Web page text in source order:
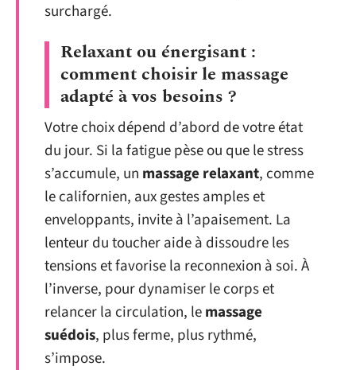
surchargé.
Relaxant ou énergisant :
comment choisir le massage
adapté à vos besoins ?
Votre choix dépend d’abord de votre état
du jour. Si la fatigue pèse ou que le stress
s’accumule, un massage relaxant, comme
le californien, aux gestes amples et
enveloppants, invite à l’apaisement. La
lenteur du toucher aide à dissoudre les
tensions et favorise la reconnexion à soi. À
l’inverse, pour dynamiser le corps et
relancer la circulation, lemassage
suédois, plus ferme, plus rythmé,
s’impose.